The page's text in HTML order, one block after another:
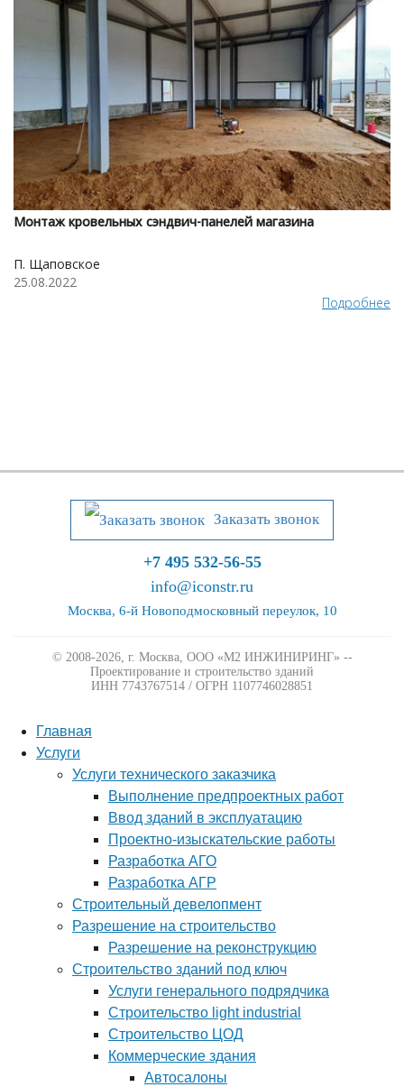
Монтаж кровельных сэндвич-панелей магазина
П. Щаповское
25.08.2022
Подробнее
Заказать звонок
+7 495 532-56-55
info@iconstr.ru
Москва, 6-й Новоподмосковный переулок, 10
© 2008-2026, г. Москва, ООО «М2 ИНЖИНИРИНГ» --
Проектирование и строительство зданий
ИНН 7743767514 / ОГРН 1107746028851
Главная
Услуги
Услуги технического заказчика
Выполнение предпроектных работ
Ввод зданий в эксплуатацию
Проектно-изыскательские работы
Разработка АГО
Разработка АГР
Строительный девелопмент
Разрешение на строительство
Разрешение на реконструкцию
Строительство зданий под ключ
Услуги генерального подрядчика
Строительство light industrial
Строительство ЦОД
Коммерческие здания
Автосалоны